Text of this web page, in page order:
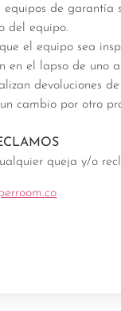
equipos de
del equipo.
el equipo sea
en el lapso de uno
devoluciones
cambio por otro
queja y/o